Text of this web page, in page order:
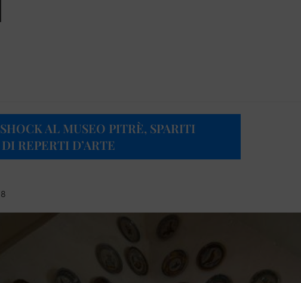
AL MUSEO PITRÈ, SPARITI
REPERTI D’ARTE